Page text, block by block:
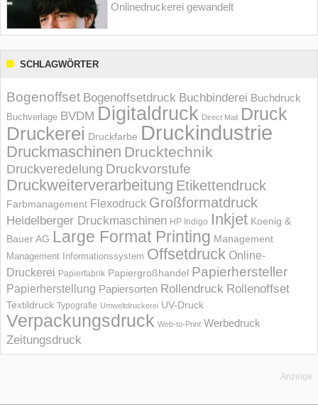
Onlinedruckerei gewandelt
SCHLAGWÖRTER
Bogenoffset Bogenoffsetdruck Buchbinderei Buchdruck
Buchverlage BVDM Digitaldruck Direct Mail Druck
Druckerei Druckfarbe Druckindustrie
Druckmaschinen Drucktechnik
Druckveredelung Druckvorstufe
Druckweiterverarbeitung Etikettendruck
Farbmanagement Flexodruck Großformatdruck
Heidelberger Druckmaschinen HP Indigo Inkjet Koenig &
Bauer AG Large Format Printing Management
Management Informations­system Offsetdruck Online-
Druckerei Papierfabrik Papiergroßhandel Papierhersteller
Papierherstellung Papiersorten Rollendruck Rollenoffset
Textildruck Typografie Umweltdruckerei UV-Druck
Verpackungsdruck Web-to-Print Werbedruck
Zeitungsdruck
Anzeige